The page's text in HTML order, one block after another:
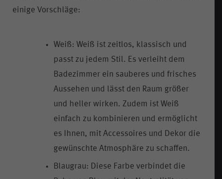
einige Vorschläge:
Weiß: Weiß ist zeitlos, klassisch und
passt zu jedem Stil. Es verleiht dem
Badezimmer ein sauberes und frisches
Aussehen und lässt den Raum größer
und heller wirken. Zudem ist Weiß
einfach zu kombinieren und ermöglicht
es Ihnen, mit Accessoires und Dekor die
gewünschte Atmosphäre zu schaffen.
Blaugrau: Diese Farbe verbindet die